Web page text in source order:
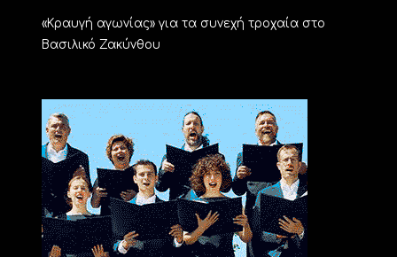
«Kραυγή αγωνίας» για τα συνεχή τροχαία στο
Βασιλικό Ζακύνθου